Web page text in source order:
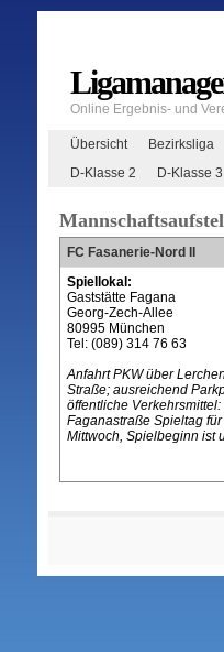
Online Ergebnis- und
Übersicht Bezirksliga
D-Klasse 2
D-Klasse 3
FC Fasanerie-Nord II
Spiellokal:
Gaststätte Fagana
Georg-Zech-Allee
80995 München
Tel: (089) 314 76 63
Anfahrt PKW über
Straße; ausreichend
öffentliche
Faganastraße Spieltag
Mittwoch, Spielbeginn ist